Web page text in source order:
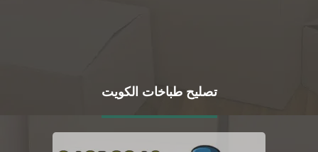
تصليح طباخات الكويت